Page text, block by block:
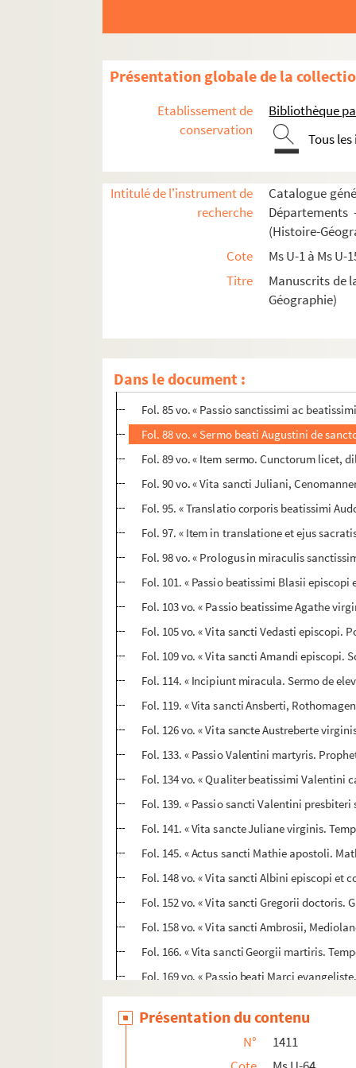
Présentation globale de la
Etablissement de
conservation
Bibliothèque
Tous
Intitulé de l'instrument de
recherche
Catalogue
Départements
(Histoire-
Cote
Ms U-1 à Ms U-
Titre
Manuscrits de
Géographie)
Dans le document :
Fol. 27. « Vita sancti Pauli heremite.
Fol. 29 vo. « Sanctus Jeronimus in libro
Fol. 30 vo. « Prologus in vita sancti
Fol. 33 vo. « Proemium miraculorum.
Fol. 38. « Sermo in festivitate beati Hylarii
Fol. 41. « Vita sancti Mauri abbatis.
Fol. 52. « Passio sancti Marcelli pape.
Fol. 52. « Vita sancti Sulpitii, Bituricensis
Fol. 63 vo. « Vita sancti Remigii,
Fol. 65. « Vita sancti Launomari abbatis.
Fol. 69 vo. « Duo miracula de sancto
Fol. 70. « Passio sancti Sebastiani. In
Fol. 82 vo. « Passio sancte Agnetis virginis
Fol. 85 vo. « Passio sanctissimi ac
Fol. 88 vo. « Sermo beati Augustini de
Fol. 89 vo. « Item sermo. Cunctorum licet,
Fol. 90 vo. « Vita sancti Juliani,
Fol. 95. « Translatio corporis beatissimi
Fol. 97. « Item in translatione et ejus
Fol. 98 vo. « Prologus in miraculis
Fol. 101. « Passio beatissimi Blasii
Fol. 103 vo. « Passio beatissime Agathe
Fol. 105 vo. « Vita sancti Vedasti episcopi.
Fol. 109 vo. « Vita sancti Amandi
Fol. 114. « Incipiunt miracula. Sermo de
Fol. 119. « Vita sancti Ansberti,
Fol. 126 vo. « Vita sancte Austreberte
Fol. 133. « Passio Valentini martyris.
Fol. 134 vo. « Qualiter beatissimi Valentini
Fol. 139. « Passio sancti Valentini
Fol. 141. « Vita sancte Juliane virginis.
Fol. 145. « Actus sancti Mathie apostoli.
Fol. 148 vo. « Vita sancti Albini episcopi et
Fol. 152 vo. « Vita sancti Gregorii doctoris.
Fol. 158 vo. « Vita sancti Ambrosii,
Fol. 166. « Vita sancti Georgii martiris.
Fol. 169 vo. « Passio beati Marci
Fol. 171. « Sermo in festivitate sanctorum
Fol. 172 vo. « Vita sancti Phylippi apostoli.
Fol. 173. « Passio sancti Jacobi apostoli.
Présentation du contenu
N°
1411